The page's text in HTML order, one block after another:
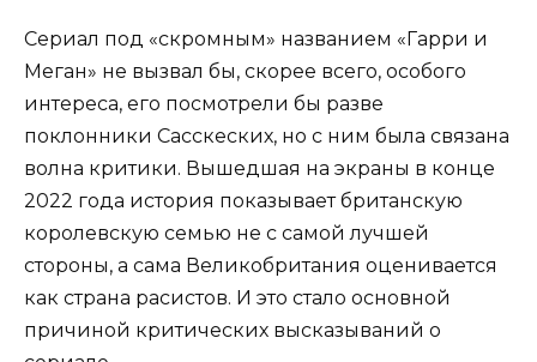
Сериал под «скромным» названием «Гарри и
Меган» не вызвал бы, скорее всего, особого
интереса, его посмотрели бы разве
поклонники Сасскеских, но с ним была связана
волна критики. Вышедшая на экраны в конце
2022 года история показывает британскую
королевскую семью не с самой лучшей
стороны, а сама Великобритания оценивается
как страна расистов. И это стало основной
причиной критических высказываний о